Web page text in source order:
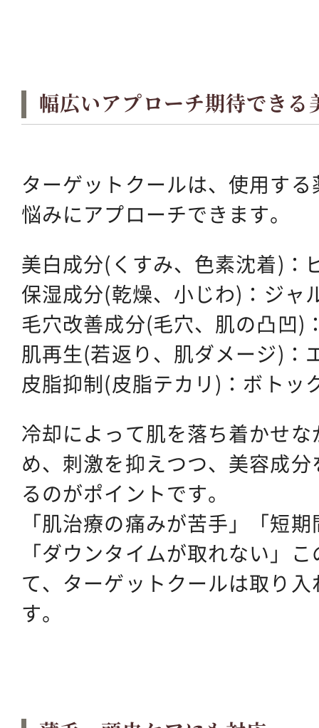
幅広いアプローチ期待できる
ターゲットクールは、使用す
悩みにアプローチできます。
美白成分(くすみ、色素沈着)：
保湿成分(乾燥、小じわ)：ジャ
毛穴改善成分(毛穴、肌の凸凹)
肌再生(若返り、肌ダメージ)：
皮脂抑制(皮脂テカリ)：ボトッ
冷却によって肌を落ち着かせ
め、刺激を抑えつつ、美容成
るのがポイントです。
「肌治療の痛みが苦手」「短
「ダウンタイムが取れない」
て、ターゲットクールは取り
す。